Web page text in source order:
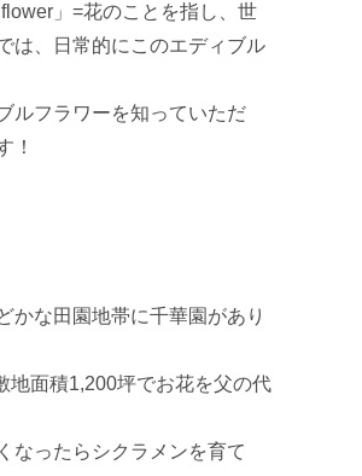
」=花のことを指し、世
は、日常的にこのエディブル
ルフラワーを知っていただ
！
かな田園地帯に千華園があり
地面積1,200坪でお花を父の代
なったらシクラメンを育て